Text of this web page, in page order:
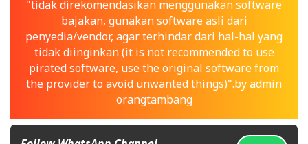
"tidak direkomendasikan menggunakan software
bajakan, gunakan software asli dari
penyedia/vendor, agar terhindar dari hal-hal yang
tidak diinginkan (it is not recommended to use
pirated software, use the original software from
the provider to avoid unwanted things)".by admin
orangtambang